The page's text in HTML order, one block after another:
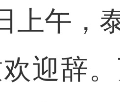
午，泰
迎辞